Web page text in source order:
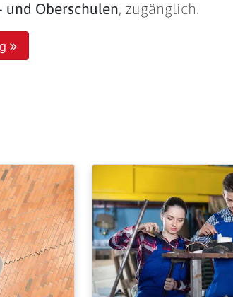
und Oberschulen, zugänglich.